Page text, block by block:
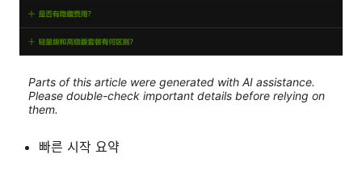
Parts of this article were generated with AI assistance.
Please double-check important details before relying on
them.
빠른 시작 요약